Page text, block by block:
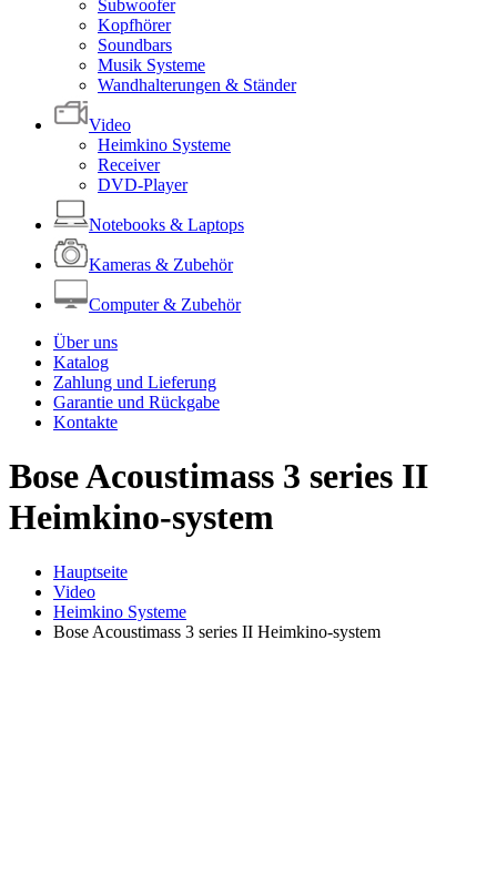
Subwoofer
Kopfhörer
Soundbars
Musik Systeme
Wandhalterungen & Ständer
Video
Heimkino Systeme
Receiver
DVD-Player
Notebooks & Laptops
Kameras & Zubehör
Computer & Zubehör
Über uns
Katalog
Zahlung und Lieferung
Garantie und Rückgabe
Kontakte
Bose Acoustimass 3 series II
Heimkino-system
Hauptseite
Video
Heimkino Systeme
Bose Acoustimass 3 series II Heimkino-system